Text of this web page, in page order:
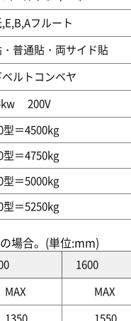
フルート
普通貼・両サイド貼
ルトコンベヤ
200V
＝4500kg
＝4750kg
＝5000kg
＝5250kg
場合。(単位:mm)
1600
MAX MAX